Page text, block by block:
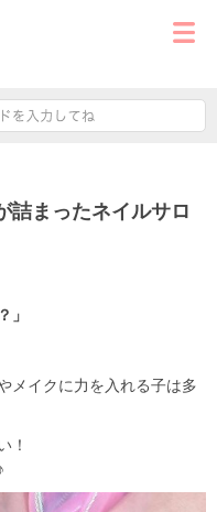
まったネイルサロ
」
メイクに力を入れる子は多
！